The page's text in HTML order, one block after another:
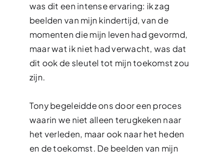
was dit een intense ervaring: ik zag
beelden van mijn kindertijd, van de
momenten die mijn leven had gevormd,
maar wat ik niet had verwacht, was dat
dit ook de sleutel tot mijn toekomst zou
zijn.
Tony begeleidde ons door een proces
waarin we niet alleen terugkeken naar
het verleden, maar ook naar het heden
en de toekomst. De beelden van mijn